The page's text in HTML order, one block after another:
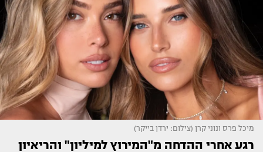
מיכל פרס ונוני קרן (צילום: ירדן בייקר)
רגע אחרי ההדחה מ"המירוץ למיליון" והריאיון